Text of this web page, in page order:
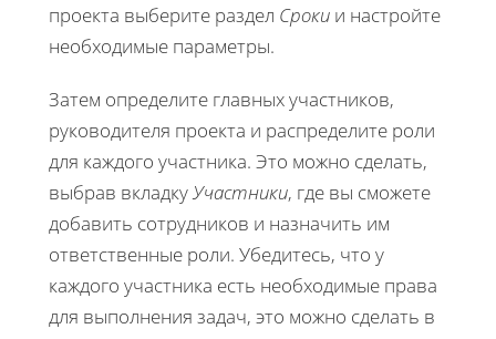
проекта выберите раздел Сроки и настройте
необходимые параметры.
Затем определите главных участников,
руководителя проекта и распределите роли
для каждого участника. Это можно сделать,
выбрав вкладкуУчастники, где вы сможете
добавить сотрудников и назначить им
ответственные роли. Убедитесь, что у
каждого участника есть необходимые права
для выполнения задач, это можно сделать в